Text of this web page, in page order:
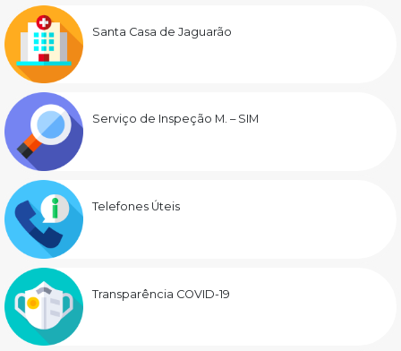
Santa Casa de Jaguarão
Serviço de Inspeção M. – SIM
Telefones Úteis
Transparência COVID-19